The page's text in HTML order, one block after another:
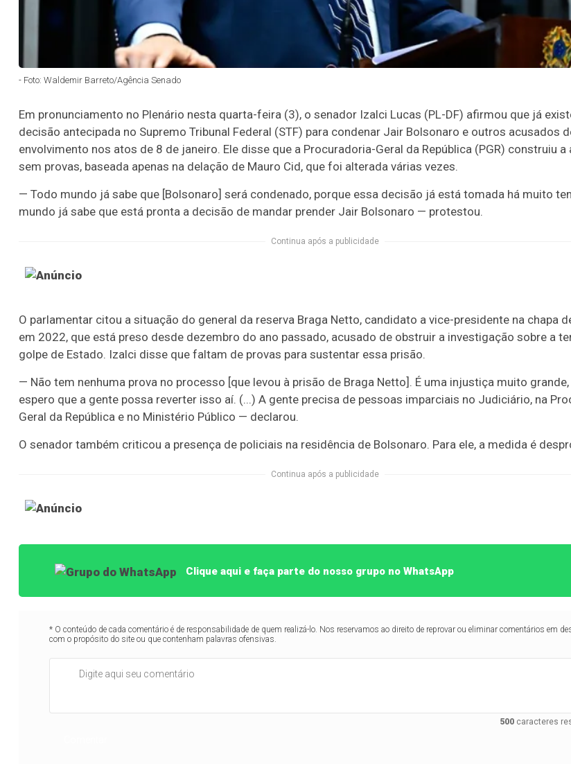
- Foto: Waldemir Barreto/Agência Senado
Em pronunciamento no Plenário nesta quarta-feira (3), o senador Izalci Lucas (PL-DF) afirmou que já
decisão antecipada no Supremo Tribunal Federal (STF) para condenar Jair Bolsonaro e outros acusados
envolvimento nos atos de 8 de janeiro. Ele disse que a Procuradoria-Geral da República (PGR) construiu a
sem provas, baseada apenas na delação de Mauro Cid, que foi alterada várias vezes.
— Todo mundo já sabe que [Bolsonaro] será condenado, porque essa decisão já está tomada há muito
mundo já sabe que está pronta a decisão de mandar prender Jair Bolsonaro — protestou.
Continua após a publicidade
O parlamentar citou a situação do general da reserva Braga Netto, candidato a vice-presidente na chapa
em 2022, que está preso desde dezembro do ano passado, acusado de obstruir a investigação sobre a
golpe de Estado. Izalci disse que faltam de provas para sustentar essa prisão.
— Não tem nenhuma prova no processo [que levou à prisão de Braga Netto]. É uma injustiça muito grande,
espero que a gente possa reverter isso aí. (...) A gente precisa de pessoas imparciais no Judiciário, na
Geral da República e no Ministério Público — declarou.
O senador também criticou a presença de policiais na residência de Bolsonaro. Para ele, a medida é
Continua após a publicidade
Clique aqui e faça parte do nosso grupo no WhatsApp
* O conteúdo de cada comentário é de responsabilidade de quem realizá-lo. Nos reservamos ao direito de reprovar ou eliminar comentários em
com o propósito do site ou que contenham palavras ofensivas.
500caracteres